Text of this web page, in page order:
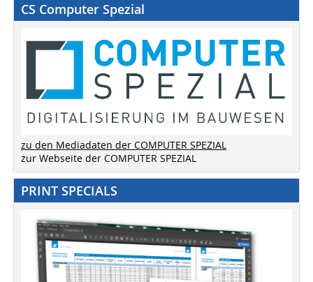
CS Computer Spezial
zu den Mediadaten der COMPUTER SPEZIAL
zur Webseite der COMPUTER SPEZIAL
PRINT SPECIALS